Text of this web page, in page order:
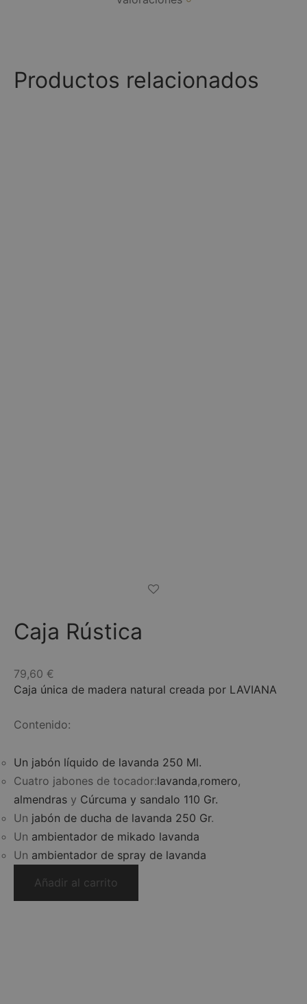
Productos relacionados
Caja Rústica
79,60 €
Caja única de madera natural creada por LAVIANA
Contenido:
Un jabón líquido de lavanda 250 Ml.
Cuatro jabones de tocador:lavanda,romero,
almendras y Cúrcuma y sandalo 110 Gr.
Un jabón de ducha de lavanda 250 Gr.
Un ambientador de mikado lavanda
Un ambientador de spray de lavanda
Añadir al carrito